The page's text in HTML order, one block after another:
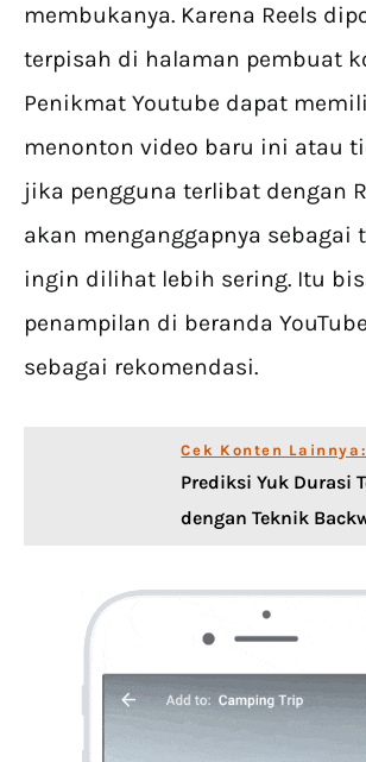
membukanya. Karena Reels
terpisah di halaman pembuat
Penikmat Youtube dapat
menonton video baru ini atau
jika pengguna terlibat dengan
akan menganggapnya sebagai
ingin dilihat lebih sering. Itu
penampilan di beranda
sebagai rekomendasi.
Cek Konten Lainnya:
Prediksi Yuk Durasi
dengan Teknik